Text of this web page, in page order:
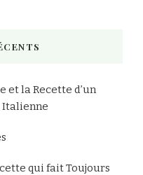
et la Recette d’un
Italienne
qui fait Toujours